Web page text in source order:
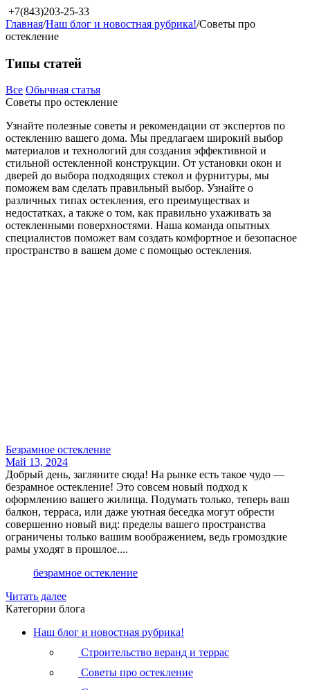
+7(843)203-25-33
Главная/Наш блог и новостная рубрика!/Советы про
остекление
Типы статей
Все Обычная статья
Советы про остекление
Узнайте полезные советы и рекомендации от экспертов по
остеклению вашего дома. Мы предлагаем широкий выбор
материалов и технологий для создания эффективной и
стильной остекленной конструкции. От установки окон и
дверей до выбора подходящих стекол и фурнитуры, мы
поможем вам сделать правильный выбор. Узнайте о
различных типах остекления, его преимуществах и
недостатках, а также о том, как правильно ухаживать за
остекленными поверхностями. Наша команда опытных
специалистов поможет вам создать комфортное и безопасное
пространство в вашем доме с помощью остекления.
Безрамное остекление
Май 13, 2024
Добрый день, загляните сюда! На рынке есть такое чудо —
безрамное остекление! Это совсем новый подход к
оформлению вашего жилища. Подумать только, теперь ваш
балкон, терраса, или даже уютная беседка могут обрести
совершенно новый вид: пределы вашего пространства
ограничены только вашим воображением, ведь громоздкие
рамы уходят в прошлое....
безрамное остекление
Читать далее
Категории блога
Наш блог и новостная рубрика!
Строительство веранд и террас
Советы про остекление